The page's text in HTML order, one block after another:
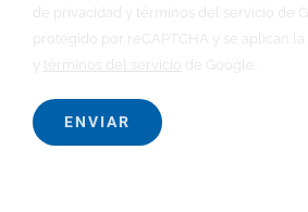
de privacidad y términos del servicio de
protegido por reCAPTCHA y se aplican la
y términos del servicio de Google.